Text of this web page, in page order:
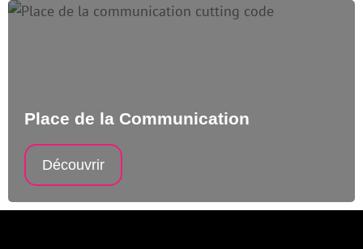
Place de la Communication
Découvrir